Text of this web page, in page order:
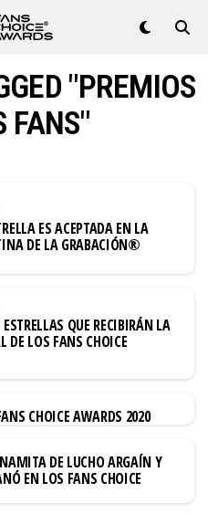
"PREMIOS
FANS"
ES ACEPTADA EN LA
DE LA GRABACIÓN®
QUE RECIBIRÁN LA
DE LOS FANS CHOICE
CHOICE AWARDS 2020
DE LUCHO ARGAÍN Y
EN LOS FANS CHOICE